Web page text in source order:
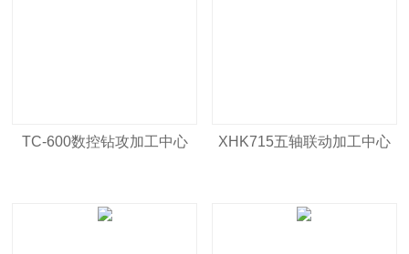
TC-600数控钻攻加工中心 XHK715五轴联动加工中心